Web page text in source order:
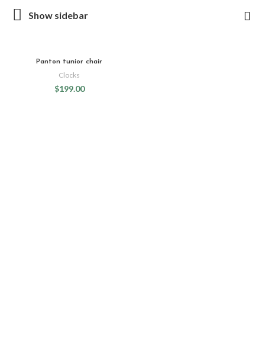
Show sidebar
Panton tunior chair
Clocks
$199.00